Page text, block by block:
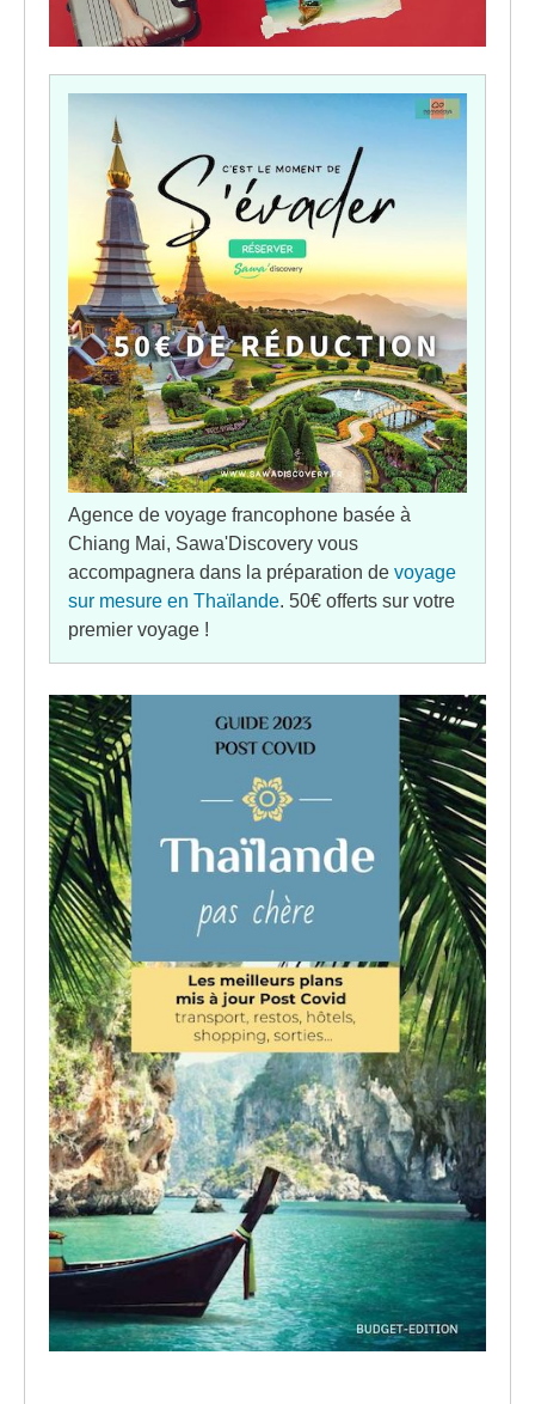
Agence de voyage francophone basée à
Chiang Mai, Sawa'Discovery vous
accompagnera dans la préparation de voyage
sur mesure en Thaïlande. 50€ offerts sur votre
premier voyage !